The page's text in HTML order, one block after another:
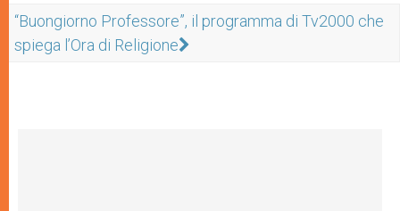
“Buongiorno Professore”, il programma di Tv2000 che
spiega l’Ora di Religione